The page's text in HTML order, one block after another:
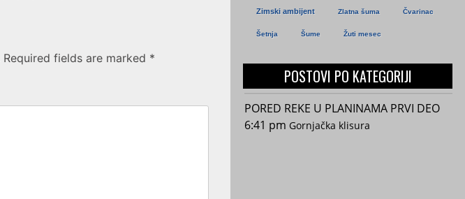
Required fields are marked *
Zimski ambijent Zlatna šuma Čvarinac
Šetnja Šume Žuti mesec
POSTOVI PO KATEGORIJI
PORED REKE U PLANINAMA PRVI DEO
6:41 pm Gornjačka klisura